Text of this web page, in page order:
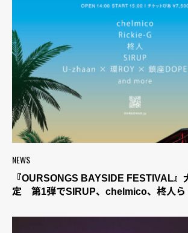
NEWS
『OURSONGS BAYSIDE FESTIVAL』
定 第1弾でSIRUP、chelmico、柊人ら